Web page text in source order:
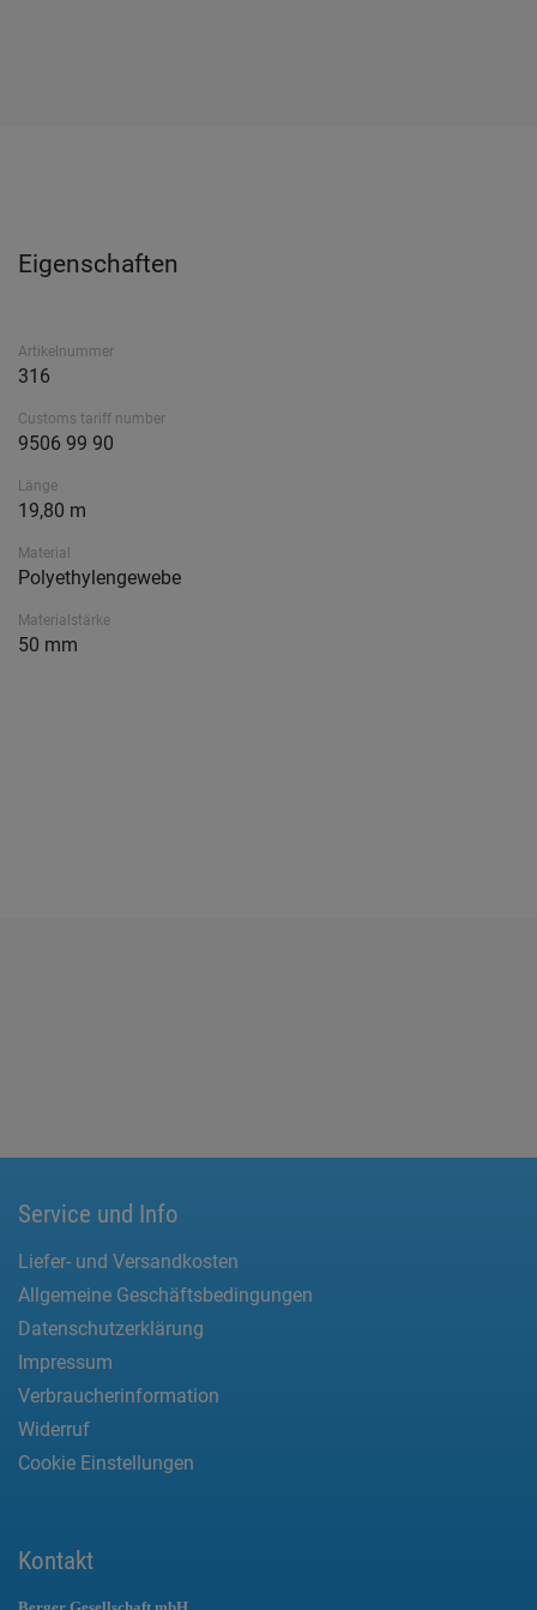
Eigenschaften
Artikelnummer
316
Customs tariff number
9506 99 90
Länge
19,80 m
Material
Polyethylengewebe
Materialstärke
50 mm
Service und Info
Liefer- und Versandkosten
Allgemeine Geschäftsbedingungen
Datenschutzerklärung
Impressum
Verbraucherinformation
Widerruf
Cookie Einstellungen
Kontakt